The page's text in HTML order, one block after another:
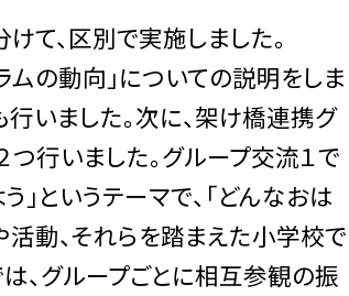
て、区別で実施しました。
の動向」についての説明をしま
いました。次に、架け橋連携グ
行いました。グループ交流１で
というテーマで、「どんなおは
動、それらを踏まえた小学校で
、グループごとに相互参観の振